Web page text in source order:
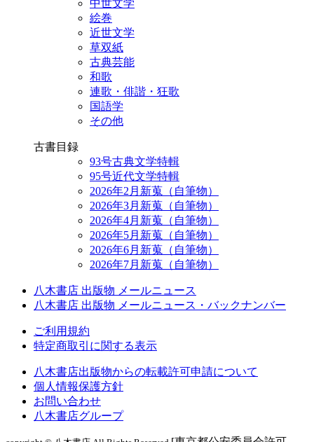
中世文学
絵巻
近世文学
草双紙
古典芸能
和歌
連歌・俳諧・狂歌
国語学
その他
古書目録
93号古典文学特輯
95号近代文学特輯
2026年2月新蒐（自筆物）
2026年3月新蒐（自筆物）
2026年4月新蒐（自筆物）
2026年5月新蒐（自筆物）
2026年6月新蒐（自筆物）
2026年7月新蒐（自筆物）
八木書店 出版物 メールニュース
八木書店 出版物 メールニュース・バックナンバー
ご利用規約
特定商取引に関する表示
八木書店出版物からの転載許可申請について
個人情報保護方針
お問い合わせ
八木書店グループ